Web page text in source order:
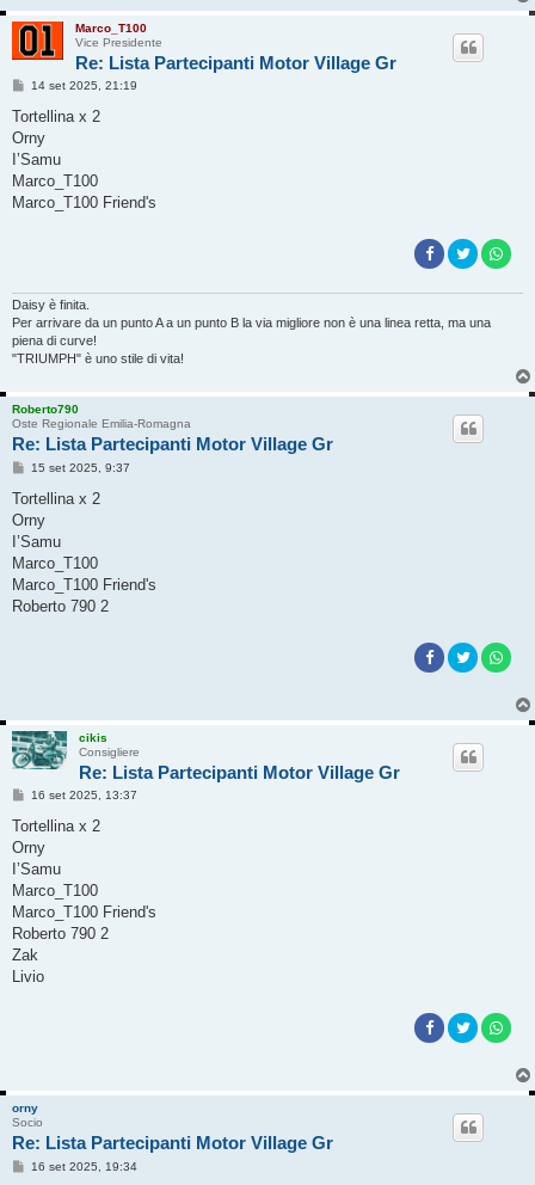
Marco_T100
Vice Presidente
Re: Lista Partecipanti Motor Village Gr
M
s
a
g
i
o
14 set 2025, 21:19
Tortellina x 2
Orny
I’Samu
Marco_T100
Marco_T100 Friend's
Daisy è finita.
Per arrivare da un punto A a un punto B la via migliore non è una linea retta, ma una
piena di curve!
"TRIUMPH" è uno stile di vita!
Roberto790
Oste Regionale Emilia-Romagna
Re: Lista Partecipanti Motor Village Gr
M
s
a
g
i
o
15 set 2025, 9:37
Tortellina x 2
Orny
I’Samu
Marco_T100
Marco_T100 Friend's
Roberto 790 2
cikis
Consigliere
Re: Lista Partecipanti Motor Village Gr
M
s
a
g
i
o
16 set 2025, 13:37
Tortellina x 2
Orny
I’Samu
Marco_T100
Marco_T100 Friend's
Roberto 790 2
Zak
Livio
orny
Socio
Re: Lista Partecipanti Motor Village Gr
M16 set 2025, 19:34